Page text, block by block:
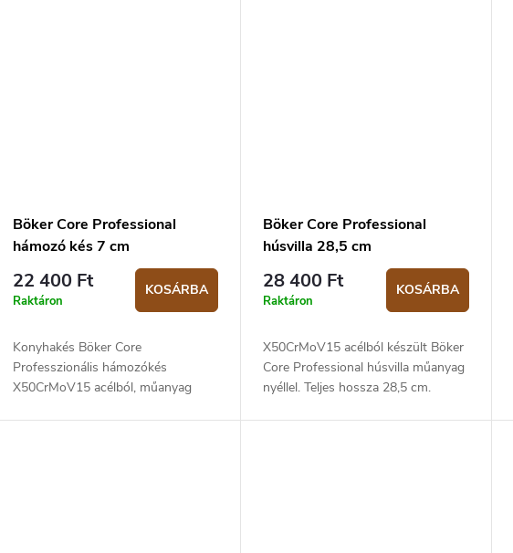
Böker Core Professional
hámozó kés 7 cm
22 400 Ft
Raktáron
KOSÁRBA
Konyhakés Böker Core
Professzionális hámozókés
X50CrMoV15 acélból, műanyag
Böker Core Professional
húsvilla 28,5 cm
28 400 Ft
Raktáron
KOSÁRBA
X50CrMoV15 acélból készült Böker
Core Professional húsvilla műanyag
nyéllel. Teljes hossza 28,5 cm.